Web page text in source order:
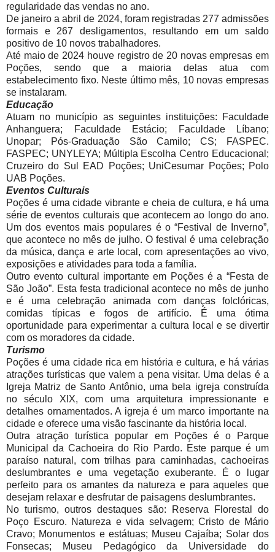
regularidade das vendas no ano.
De janeiro a abril de 2024, foram registradas 277 admissões
formais e 267 desligamentos, resultando em um saldo
positivo de 10 novos trabalhadores.
Até maio de 2024 houve registro de 20 novas empresas em
Poções, sendo que a maioria delas atua com
estabelecimento fixo. Neste último mês, 10 novas empresas
se instalaram.
Educação
Atuam no município as seguintes instituições: Faculdade
Anhanguera; Faculdade Estácio; Faculdade Líbano;
Unopar; Pós-Graduação São Camilo; CS; FASPEC.
FASPEC; UNYLEYA; Múltipla Escolha Centro Educacional;
Cruzeiro do Sul EAD Poções; UniCesumar Poções; Polo
UAB Poções.
Eventos Culturais
Poções é uma cidade vibrante e cheia de cultura, e há uma
série de eventos culturais que acontecem ao longo do ano.
Um dos eventos mais populares é o “Festival de Inverno”,
que acontece no mês de julho. O festival é uma celebração
da música, dança e arte local, com apresentações ao vivo,
exposições e atividades para toda a família.
Outro evento cultural importante em Poções é a “Festa de
São João”. Esta festa tradicional acontece no mês de junho
e é uma celebração animada com danças folclóricas,
comidas típicas e fogos de artifício. É uma ótima
oportunidade para experimentar a cultura local e se divertir
com os moradores da cidade.
Turismo
Poções é uma cidade rica em história e cultura, e há várias
atrações turísticas que valem a pena visitar. Uma delas é a
Igreja Matriz de Santo Antônio, uma bela igreja construída
no século XIX, com uma arquitetura impressionante e
detalhes ornamentados. A igreja é um marco importante na
cidade e oferece uma visão fascinante da história local.
Outra atração turística popular em Poções é o Parque
Municipal da Cachoeira do Rio Pardo. Este parque é um
paraíso natural, com trilhas para caminhadas, cachoeiras
deslumbrantes e uma vegetação exuberante. É o lugar
perfeito para os amantes da natureza e para aqueles que
desejam relaxar e desfrutar de paisagens deslumbrantes.
No turismo, outros destaques são: Reserva Florestal do
Poço Escuro. Natureza e vida selvagem; Cristo de Mário
Cravo; Monumentos e estátuas; Museu Cajaíba; Solar dos
Fonsecas; Museu Pedagógico da Universidade do